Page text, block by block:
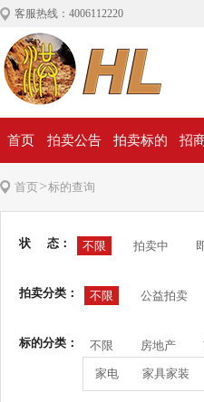
客服热线：4006112220
首页 拍卖公告 拍卖标的 招
首页>标的查询
状 态： 不限 拍卖中
拍卖分类： 不限 公益拍卖
标的分类： 不限 房地产
家电 家具家装